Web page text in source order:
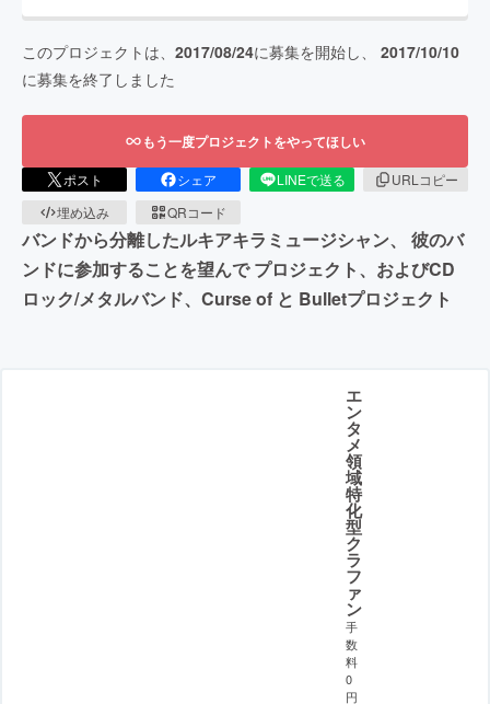
このプロジェクトは、 2017/08/24に募集を開始し、 2017/10/10
に募集を終了しました
もう一度プロジェクトをやってほしい
ポスト シェア LINEで送る
URLコピー
埋め込み
QRコード
バンドから分離したルキアキラミュージシャン、 彼のバ
ンドに参加することを望んで プロジェクト、およびCD
ロック/メタルバンド、Curse of と Bulletプロジェクト
エ
ン
タ
メ
領
域
特
化
型
ク
ラ
フ
ァ
ン
手
数
料
0
円